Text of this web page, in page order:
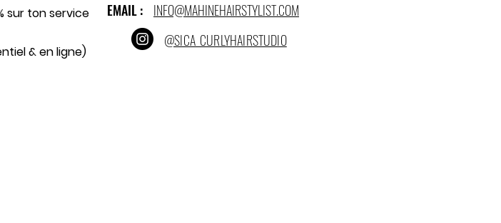
sur ton service
& en ligne)
EMAIL :
INFO@MAHINEHAIRSTYLIST.COM
@SICA_CURLYHAIRSTUDIO